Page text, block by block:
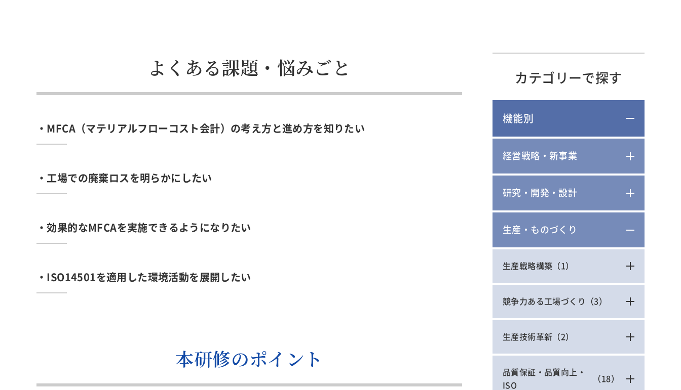
よくある課題・悩みごと
・MFCA（マテリアルフローコスト会計）の考え方と進め方を知りたい
・工場での廃棄ロスを明らかにしたい
・効果的なMFCAを実施できるようになりたい
・ISO14501を適用した環境活動を展開したい
本研修のポイント
カテゴリーで探す
機能別
経営戦略・新事業
研究・開発・設計
生産・ものづくり
生産戦略構築 （1）
競争力ある工場づくり （3）
生産技術革新 （2）
品質保証・品質向上・
ISO
（18）